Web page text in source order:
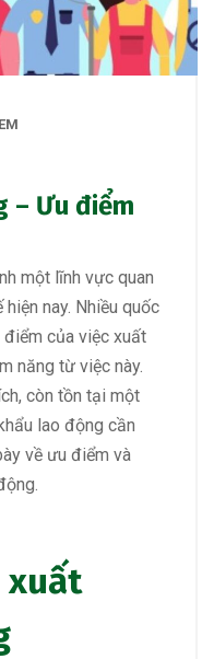
– Ưu điểm
một lĩnh vực quan
nay. Nhiều quốc
của việc xuất
năng từ việc này.
còn tồn tại một
lao động cần
về ưu điểm và
xuất